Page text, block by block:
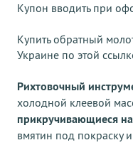
Купон вводить при
Купить обратный
Украине по этой
Рихтовочный
холодной клеевой
прикручивающиеся
вмятин под покраску